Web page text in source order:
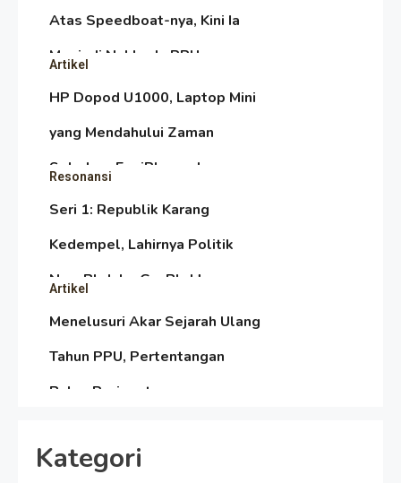
Atas Speedboat-nya, Kini Ia
Menjadi Nakhoda PPU
Artikel
HP Dopod U1000, Laptop Mini
yang Mendahului Zaman
Sebelum Era iPhone dan
Smartphone
Resonansi
Seri 1: Republik Karang
Kedempel, Lahirnya Politik
Non-Blok ke Go-Blok!
Artikel
Menelusuri Akar Sejarah Ulang
Tahun PPU, Pertentangan
Bulan Peringatan vs
Kedempel: Saat Presiden
Kategori